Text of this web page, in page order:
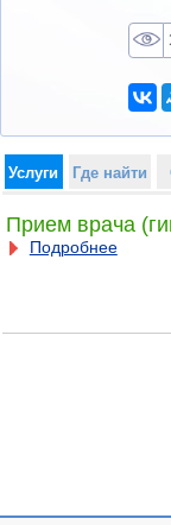
Услуги Где найти
Прием врача
Подробнее